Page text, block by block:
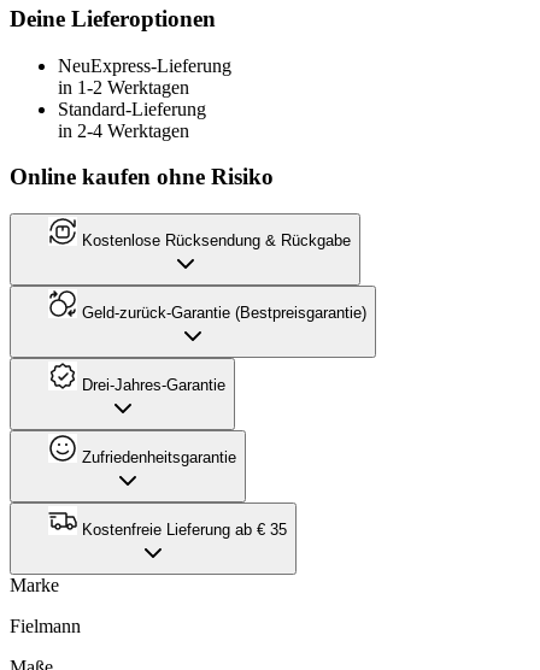
Deine Lieferoptionen
NeuExpress-Lieferung
in 1-2 Werktagen
Standard-Lieferung
in 2-4 Werktagen
Online kaufen ohne Risiko
Kostenlose Rücksendung & Rückgabe
Geld-zurück-Garantie (Bestpreisgarantie)
Drei-Jahres-Garantie
Zufriedenheitsgarantie
Kostenfreie Lieferung ab € 35
Marke
Fielmann